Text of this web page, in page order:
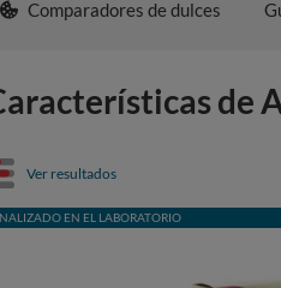
Comparadores de dulces
de
Ver resultados
EN EL LABORATORIO